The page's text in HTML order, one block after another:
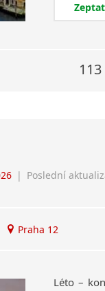
| Poslední
Praha 12
Léto –